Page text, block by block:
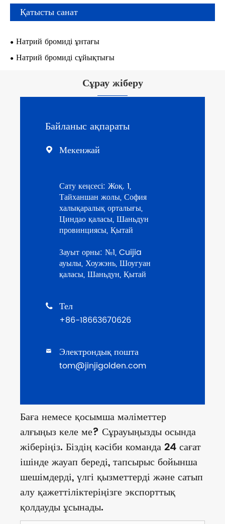
Қатысты санат
Натрий бромиді ұнтағы
Натрий бромиді сұйықтығы
Сұрау жіберу
Байланыс ақпараты
 Мекенжай
Сату кеңсесі: Жоқ. 1,
Тайханшан жолы, София
халықаралық орталығы,
Циндао қаласы, Шаньдун
провинциясы, Қытай
Зауыт орны: №1, Cuijia
ауылы, Хоужэнь, Шоугуан
қаласы, Шаньдун, Қытай
 Тел
+86-18663670626
 Электрондық пошта
tom@jinjigolden.com
Баға немесе қосымша мәліметтер
алғыңыз келе ме? Сұрауыңызды осында
жіберіңіз. Біздің кәсіби команда 24 сағат
ішінде жауап береді, тапсырыс бойынша
шешімдерді, үлгі қызметтерді және сатып
алу қажеттіліктеріңізге экспорттық
қолдауды ұсынады.